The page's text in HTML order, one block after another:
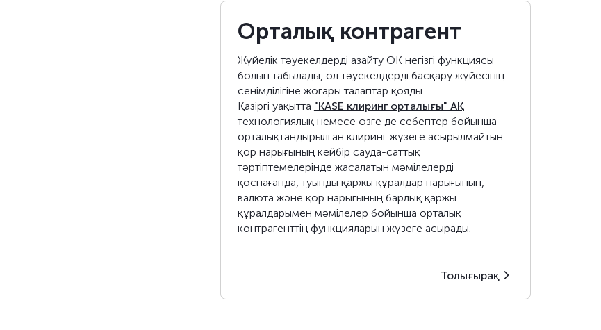
Орталық контрагент
Жүйелік тәуекелдерді азайту ОК негізгі функциясы
болып табылады, ол тәуекелдерді басқару жүйесінің
сенімділігіне жоғары талаптар қояды.
Қазіргі уақытта "KASE клиринг орталығы" АҚ
технологиялық немесе өзге де себептер бойынша
орталықтандырылған клиринг жүзеге асырылмайтын
қор нарығының кейбір сауда-саттық
тәртіптемелерінде жасалатын мәмілелерді
қоспағанда, туынды қаржы құралдар нарығының,
валюта және қор нарығының барлық қаржы
құралдарымен мәмілелер бойынша орталық
контрагенттің функцияларын жүзеге асырады.
Толығырақ